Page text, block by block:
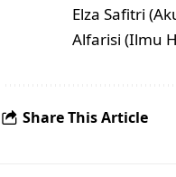
Elza Safitri
Alfarisi (Ilmu
Share This Article